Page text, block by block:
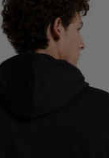
chaleco puffer
polo
chaleco